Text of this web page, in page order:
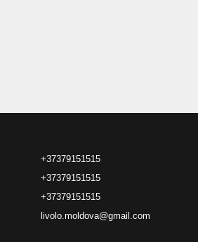
+37379151515
+37379151515
+37379151515
livolo.moldova@gmail.com